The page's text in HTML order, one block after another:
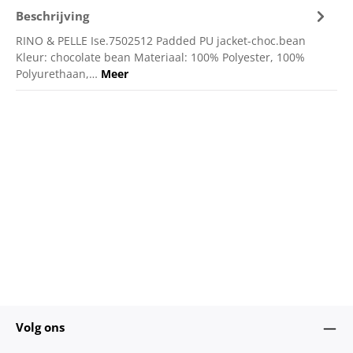
Beschrijving
RINO & PELLE Ise.7502512 Padded PU jacket-choc.bean
Kleur: chocolate bean Materiaal: 100% Polyester, 100%
Polyurethaan,… Meer
Volg ons